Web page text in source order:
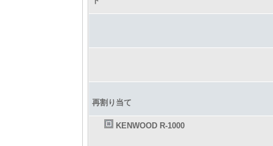
再割り当て
KENWOOD R-1000